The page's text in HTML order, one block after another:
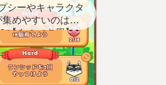
シーやキャラクタ
集めやすいのはど
【クエスト用】